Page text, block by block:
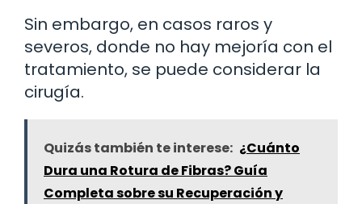
Sin embargo, en casos raros y
severos, donde no hay mejoría con el
tratamiento, se puede considerar la
cirugía.
Quizás también te interese: ¿Cuánto
Dura una Rotura de Fibras? Guía
Completa sobre su Recuperación y